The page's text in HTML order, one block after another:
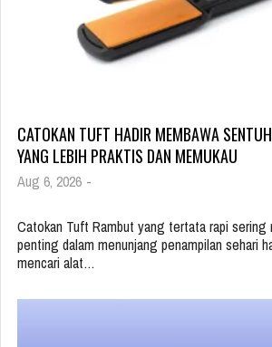
CATOKAN TUFT HADIR MEMBAWA
YANG LEBIH PRAKTIS DAN MEMUKAU
Aug 6, 2026 -
Catokan Tuft Rambut yang tertata rapi sering
penting dalam menunjang penampilan sehari
mencari alat…